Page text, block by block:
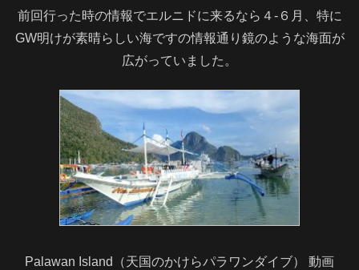
前回行った時の情報でエルニドに来るなら４-６月、特に
GW明けが素晴らしい海ですの情報通り鏡のような海面が
広がっていました。
Palawan Island（天国のかけらパラワンダイブ） 動画